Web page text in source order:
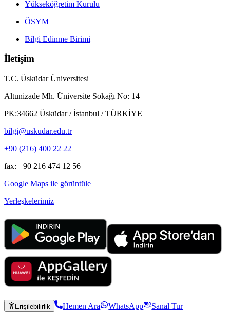
Yükseköğretim Kurulu
ÖSYM
Bilgi Edinme Birimi
İletişim
T.C. Üsküdar Üniversitesi
Altunizade Mh. Üniversite Sokağı No: 14
PK:34662 Üsküdar / İstanbul / TÜRKİYE
bilgi@uskudar.edu.tr
+90 (216) 400 22 22
fax: +90 216 474 12 56
Google Maps ile görüntüle
Yerleşkelerimiz
Erişilebilirlik Hemen Ara WhatsApp
Sanal Tur